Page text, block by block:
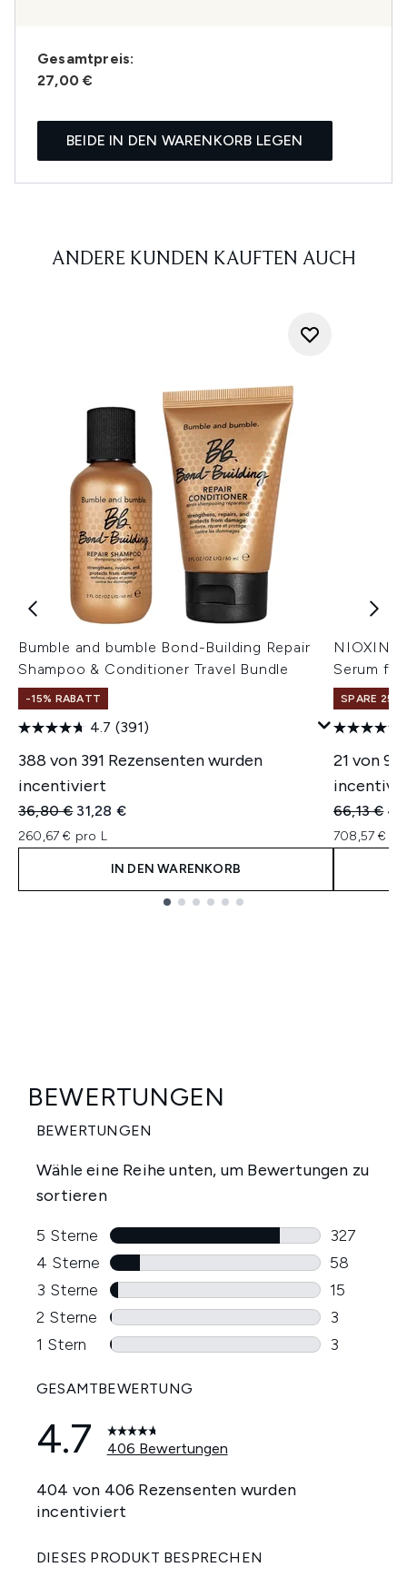
Gesamtpreis:
27,00 €
BEIDE IN DEN WARENKORB LEGEN
ANDERE KUNDEN KAUFTEN AUCH
Bumble and bumble Bond-Building Repair
Shampoo & Conditioner Travel Bundle
-15% RABATT
4.7 (391)
388 von 391 Rezensenten wurden
incentiviert
Unverbindliche Preisempfehlung:
36,80 € Aktueller Preis:
31,28 €
260,67 € pro L
IN DEN WARENKORB
NIOXIN
Serum
SPARE 25%
21 von
66,13 €
708,57 €